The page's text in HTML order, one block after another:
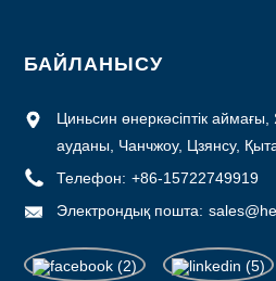
БАЙЛАНЫСУ
Циньсин өнеркәсіптік
ауданы, Чанчжоу, Цзянсу,
Телефон: +86-15722749919
Электрондық пошта: